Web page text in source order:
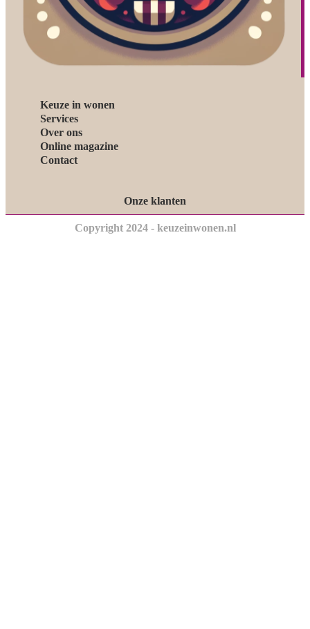
Keuze in wonen
Services
Over ons
Online magazine
Contact
Onze klanten
Copyright 2024 - keuzeinwonen.nl